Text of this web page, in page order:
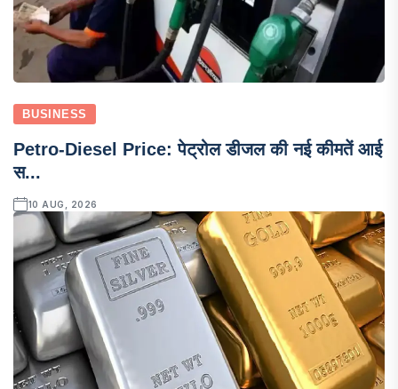
BUSINESS
Petro-Diesel Price: पेट्रोल डीजल की नई कीमतें आई
स...
10 AUG, 2026